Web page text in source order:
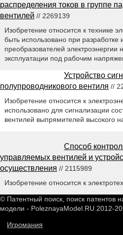
распределения токов в группе
вентилей // 2269139
Изобретение относится к технике
быть использовано при разработке
преобразователей электроэнергии
эксплуатации под рабочим
Устройство
полупроводникового вентиля //
Изобретение относится к
использовано для сигнализации
вентилей выпрямителей высокого
Способ
управляемых вентилей и
осуществления // 2115989
Изобретение относится к
© Патентный поиск, поиск патентов
модели - PoleznayaModel.RU 2012-
Игромания